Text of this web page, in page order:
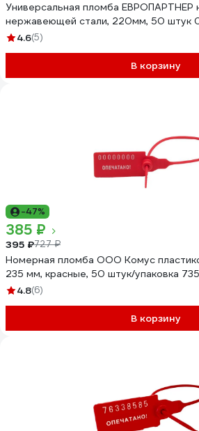
Универсальная пломба ЕВРОПАРТНЕР
нержавеющей стали, 220мм, 50 штук
4.6(5)
В корзину
-47%
385 ₽
395 ₽727 ₽
Номерная пломба ООО Комус
235 мм, красные, 50 штук/упаковка
4.8(6)
В корзину